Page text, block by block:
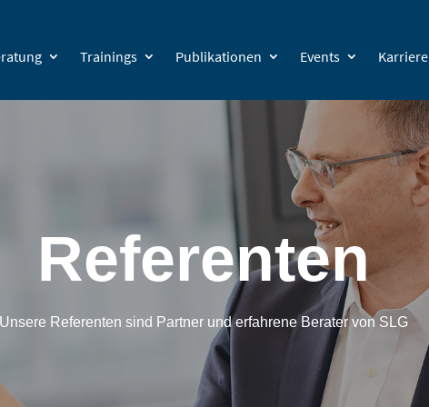
Trainings Publikationen Events Karriere
Referenten
Unsere Referenten sind Partner und erfahrene Berater von SLG